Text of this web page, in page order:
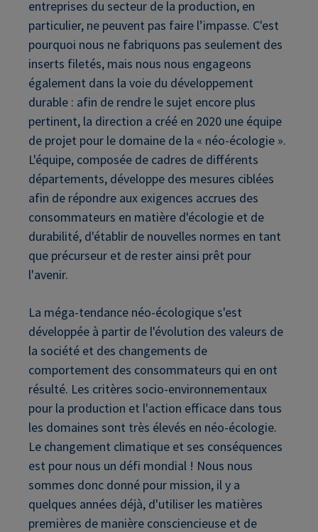
entreprises du secteur de la production, en
particulier, ne peuvent pas faire l’impasse. C'est
pourquoi nous ne fabriquons pas seulement des
inserts filetés, mais nous nous engageons
également dans la voie du développement
durable : afin de rendre le sujet encore plus
pertinent, la direction a créé en 2020 une équipe
de projet pour le domaine de la « néo-écologie ».
L'équipe, composée de cadres de différents
départements, développe des mesures ciblées
afin de répondre aux exigences accrues des
consommateurs en matière d'écologie et de
durabilité, d'établir de nouvelles normes en tant
que précurseur et de rester ainsi prêt pour
l'avenir.
La méga-tendance néo-écologique s'est
développée à partir de l'évolution des valeurs de
la société et des changements de
comportement des consommateurs qui en ont
résulté. Les critères socio-environnementaux
pour la production et l'action efficace dans tous
les domaines sont très élevés en néo-écologie.
Le changement climatique et ses conséquences
est pour nous un défi mondial ! Nous nous
sommes donc donné pour mission, il y a
quelques années déjà, d'utiliser les matières
premières de manière consciencieuse et de